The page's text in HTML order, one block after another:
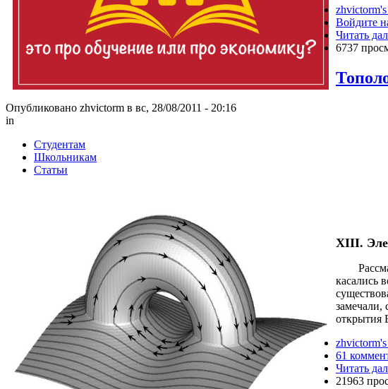
Войдите
Читать
6737
Опубликовано zhvictorm в вс, 28/08/2011 - 20:16
in
Студентам
Школьникам
Статьи
XIII.
касались
замечали,
открытия
61
Читать
21963